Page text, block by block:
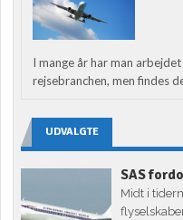
I mange år har man
rejsebranchen, men findes
UDVALGTE
SAS
Midt i